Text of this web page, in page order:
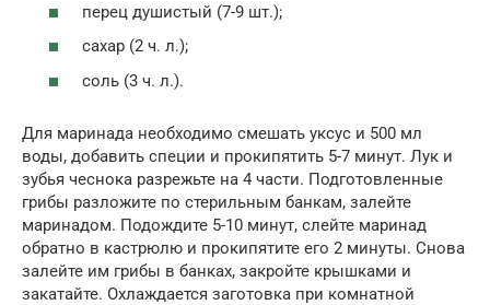
перец душистый (7-9 шт.);
сахар (2 ч. л.);
соль (3 ч. л.).
Для маринада необходимо смешать уксус и 500 мл
воды, добавить специи и прокипятить 5-7 минут. Лук и
зубья чеснока разрежьте на 4 части. Подготовленные
грибы разложите по стерильным банкам, залейте
маринадом. Подождите 5-10 минут, слейте маринад
обратно в кастрюлю и прокипятите его 2 минуты. Снова
залейте им грибы в банках, закройте крышками и
закатайте. Охлаждается заготовка при комнатной